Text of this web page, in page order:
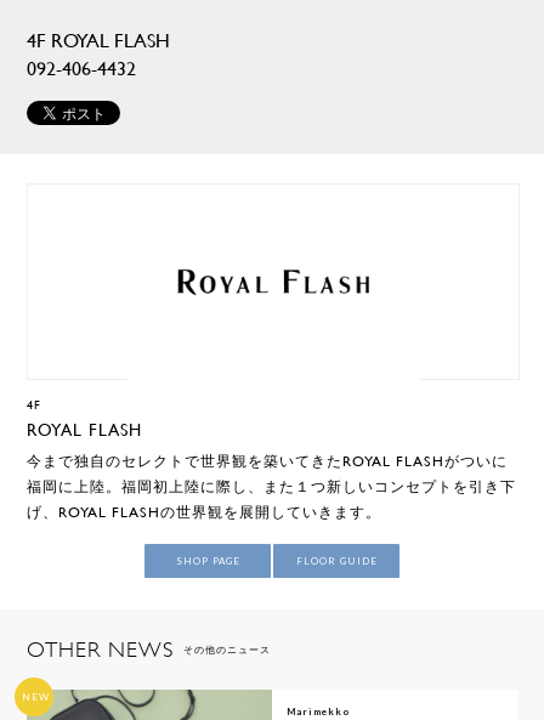
4F ROYAL FLASH
092-406-4432
4F
ROYAL FLASH
今まで独自のセレクトで世界観を築いてきたROYAL FLASHがついに
福岡に上陸。福岡初上陸に際し、また１つ新しいコンセプトを引き下
げ、ROYAL FLASHの世界観を展開していきます。
SHOP PAGE FLOOR GUIDE
OTHER NEWS その他のニュース
NEW
Marimekko